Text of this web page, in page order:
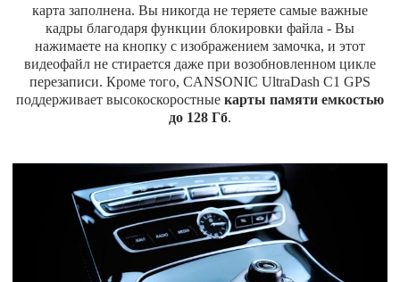
карта заполнена. Вы никогда не теряете самые важные
кадры благодаря функции блокировки файла - Вы
нажимаете на кнопку с изображением замочка, и этот
видеофайл не стирается даже при возобновленном цикле
перезаписи. Кроме того, CANSONIC UltraDash C1 GPS
поддерживает высокоскоростные карты памяти емкостью
до 128 Гб.